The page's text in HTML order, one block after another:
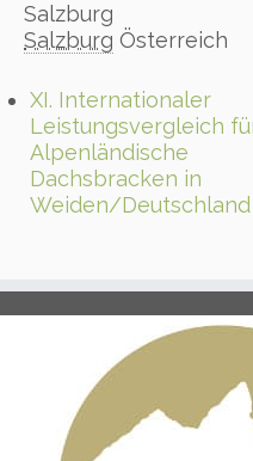
Salzburg
Salzburg Österreich
XI. Internationaler
Leistungsvergleich
Alpenländische
Dachsbracken in
Weiden/Deutschland